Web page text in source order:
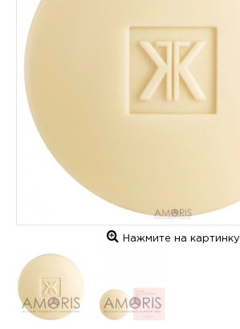
Нажмите на картинку